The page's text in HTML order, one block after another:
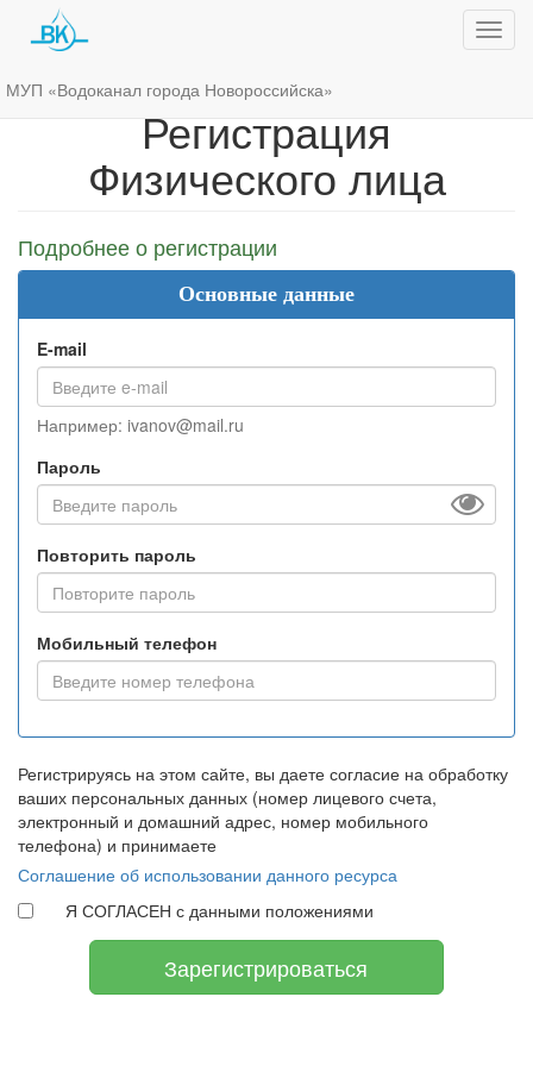
меню
МУП «Водоканал города Новороссийска»
Регистрация
Физического лица
Подробнее о регистрации
Основные данные
E-mail
Например: ivanov@mail.ru
Пароль
Повторить пароль
Мобильный телефон
Регистрируясь на этом сайте, вы даете согласие на обработку
ваших персональных данных (номер лицевого счета,
электронный и домашний адрес, номер мобильного
телефона) и принимаете
Соглашение об использовании данного ресурса
Я СОГЛАСЕН с данными положениями
Зарегистрироваться